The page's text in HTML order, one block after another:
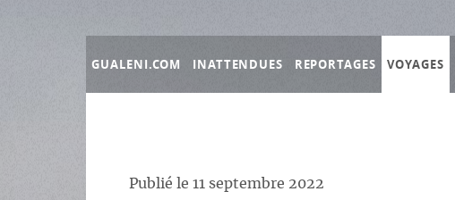
GUALENI.COM INATTENDUES REPORTAGES VOYAGES
Publié le 11 septembre 2022